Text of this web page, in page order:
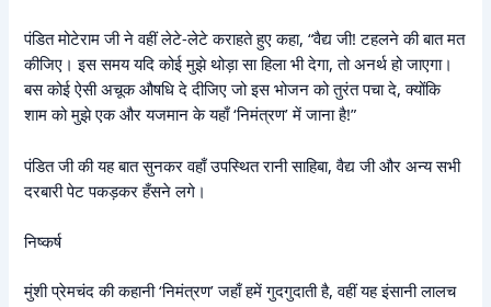
पंडित मोटेराम जी ने वहीं लेटे-लेटे कराहते हुए कहा, “वैद्य जी! टहलने की बात मत
कीजिए। इस समय यदि कोई मुझे थोड़ा सा हिला भी देगा, तो अनर्थ हो जाएगा।
बस कोई ऐसी अचूक औषधि दे दीजिए जो इस भोजन को तुरंत पचा दे, क्योंकि
शाम को मुझे एक और यजमान के यहाँ ‘निमंत्रण’ में जाना है!”
पंडित जी की यह बात सुनकर वहाँ उपस्थित रानी साहिबा, वैद्य जी और अन्य सभी
दरबारी पेट पकड़कर हँसने लगे।
निष्कर्ष
मुंशी प्रेमचंद की कहानी ‘निमंत्रण’ जहाँ हमें गुदगुदाती है, वहीं यह इंसानी लालच